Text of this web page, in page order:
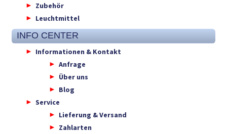
Zubehör
Leuchtmittel
INFO CENTER
Informationen & Kontakt
Anfrage
Über uns
Blog
Service
Lieferung & Versand
Zahlarten